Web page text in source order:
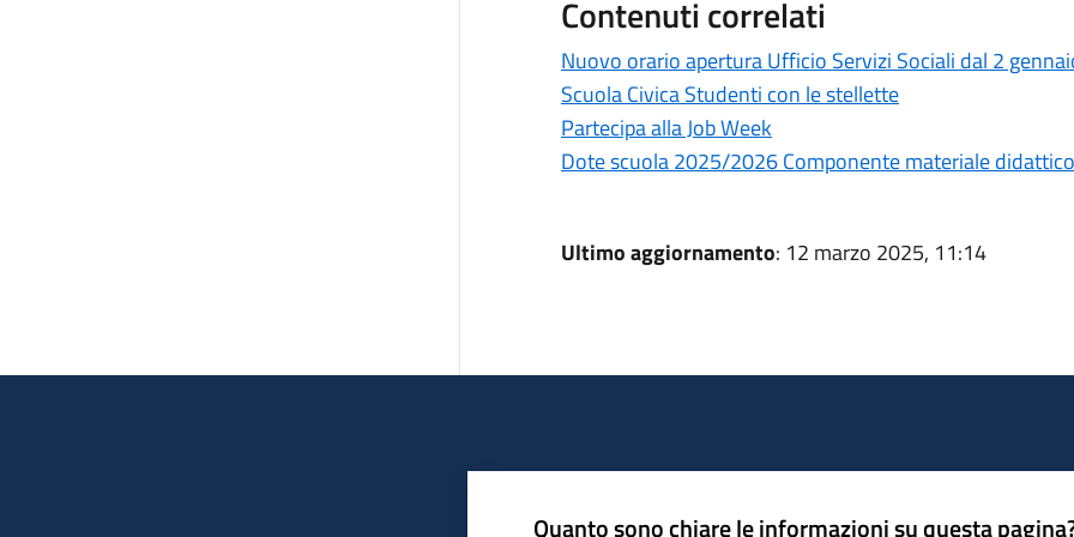
Contenuti correlati
Nuovo orario apertura Ufficio Servizi Sociali dal 2
Scuola Civica Studenti con le stellette
Partecipa alla Job Week
Dote scuola 2025/2026 Componente materiale didattico
Ultimo aggiornamento: 12 marzo 2025, 11:14
Quanto sono chiare le informazioni su questa